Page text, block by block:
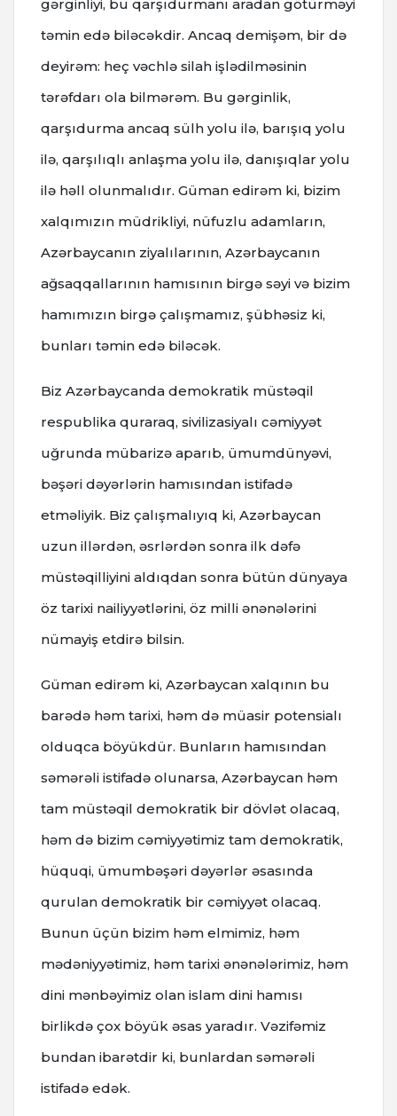
gərginliyi, bu qarşıdurmanı aradan götürməyi
təmin edə biləcəkdir. Ancaq demişəm, bir də
deyirəm: heç vəchlə silah işlədilməsinin
tərəfdarı ola bilmərəm. Bu gərginlik,
qarşıdurma ancaq sülh yolu ilə, barışıq yolu
ilə, qarşılıqlı anlaşma yolu ilə, danışıqlar yolu
ilə həll olunmalıdır. Güman edirəm ki, bizim
xalqımızın müdrikliyi, nüfuzlu adamların,
Azərbaycanın ziyalılarının, Azərbaycanın
ağsaqqallarının hamısının birgə səyi və bizim
hamımızın birgə çalışmamız, şübhəsiz ki,
bunları təmin edə biləcək.
Biz Azərbaycanda demokratik müstəqil
respublika quraraq, sivilizasiyalı cəmiyyət
uğrunda mübarizə aparıb, ümumdünyəvi,
bəşəri dəyərlərin hamısından istifadə
etməliyik. Biz çalışmalıyıq ki, Azərbaycan
uzun illərdən, əsrlərdən sonra ilk dəfə
müstəqilliyini aldıqdan sonra bütün dünyaya
öz tarixi nailiyyətlərini, öz milli ənənələrini
nümayiş etdirə bilsin.
Güman edirəm ki, Azərbaycan xalqının bu
barədə həm tarixi, həm də müasir potensialı
olduqca böyükdür. Bunların hamısından
səmərəli istifadə olunarsa, Azərbaycan həm
tam müstəqil demokratik bir dövlət olacaq,
həm də bizim cəmiyyətimiz tam demokratik,
hüquqi, ümumbəşəri dəyərlər əsasında
qurulan demokratik bir cəmiyyət olacaq.
Bunun üçün bizim həm elmimiz, həm
mədəniyyətimiz, həm tarixi ənənələrimiz, həm
dini mənbəyimiz olan islam dini hamısı
birlikdə çox böyük əsas yaradır. Vəzifəmiz
bundan ibarətdir ki, bunlardan səmərəli
istifadə edək.